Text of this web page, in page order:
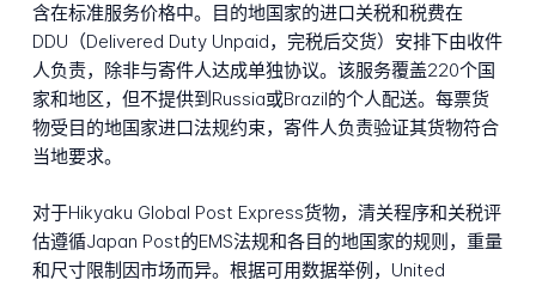
含在标准服务价格中。目的地国家的进口关税和税费在
DDU（Delivered Duty Unpaid，完税后交货）安排下由收件
人负责，除非与寄件人达成单独协议。该服务覆盖220个国
家和地区，但不提供到Russia或Brazil的个人配送。每票货
物受目的地国家进口法规约束，寄件人负责验证其货物符合
当地要求。
对于Hikyaku Global Post Express货物，清关程序和关税评
估遵循Japan Post的EMS法规和各目的地国家的规则，重量
和尺寸限制因市场而异。根据可用数据举例，United